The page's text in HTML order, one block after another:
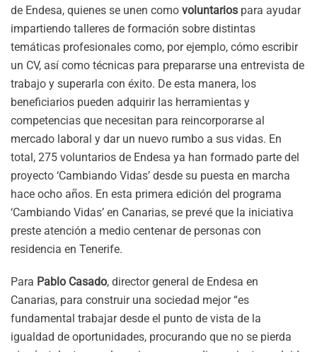
de Endesa, quienes se unen como voluntarios para ayudar
impartiendo talleres de formación sobre distintas
temáticas profesionales como, por ejemplo, cómo escribir
un CV, así como técnicas para prepararse una entrevista de
trabajo y superarla con éxito. De esta manera, los
beneficiarios pueden adquirir las herramientas y
competencias que necesitan para reincorporarse al
mercado laboral y dar un nuevo rumbo a sus vidas. En
total, 275 voluntarios de Endesa ya han formado parte del
proyecto ‘Cambiando Vidas’ desde su puesta en marcha
hace ocho años. En esta primera edición del programa
‘Cambiando Vidas’ en Canarias, se prevé que la iniciativa
preste atención a medio centenar de personas con
residencia en Tenerife.
Para Pablo Casado, director general de Endesa en
Canarias, para construir una sociedad mejor “es
fundamental trabajar desde el punto de vista de la
igualdad de oportunidades, procurando que no se pierda